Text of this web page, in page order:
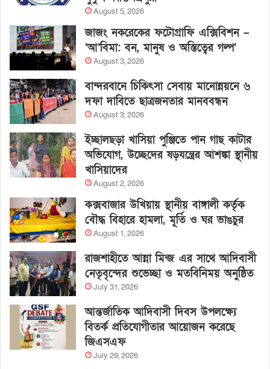
August 5, 2026
জাজং নকরেকের ফটোগ্রাফি এক্সিবিশন –
‘আ’বিমা: বন, মানুষ ও অস্তিত্বের গল্প’
August 3, 2026
বান্দরবানে চিকিৎসা সেবায় মানোন্নয়নে ৬
দফা দাবিতে ছাত্রজনতার মানববন্ধন
August 3, 2026
ইচ্ছালছড়া খাসিয়া পুঞ্জিতে পান গাছ কাটার
অভিযোগ, উচ্ছেদের ষড়যন্ত্রের আশঙ্কা স্থানীয়
খাসিয়াদের
August 2, 2026
কক্সবাজার উখিয়ায় স্থানীয় বাঙ্গালী কর্তৃক
বৌদ্ধ বিহারে হামলা, মূর্তি ও ঘর ভাঙচুর
August 1, 2026
রাজশাহীতে আন্না মিন্জ এর সাথে আদিবাসী
নেতৃবৃন্দের শুভেচ্ছা ও মতবিনিময় অনুষ্ঠিত
July 31, 2026
আন্তর্জাতিক আদিবাসী দিবস উপলক্ষ্যে
বিতর্ক প্রতিযোগীতার আয়োজন করেছে
জিএসএফ
July 29, 2026